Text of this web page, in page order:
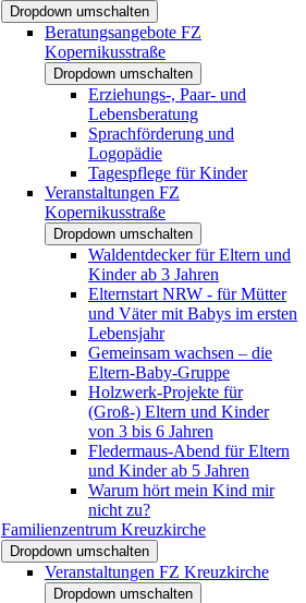
Dropdown umschalten
Beratungsangebote FZ
Kopernikusstraße
Dropdown umschalten
Erziehungs-, Paar- und
Lebensberatung
Sprachförderung und
Logopädie
Tagespflege für Kinder
Veranstaltungen FZ
Kopernikusstraße
Dropdown umschalten
Waldentdecker für Eltern und
Kinder ab 3 Jahren
Elternstart NRW - für Mütter
und Väter mit Babys im ersten
Lebensjahr
Gemeinsam wachsen – die
Eltern-Baby-Gruppe
Holzwerk-Projekte für
(Groß-) Eltern und Kinder
von 3 bis 6 Jahren
Fledermaus-Abend für Eltern
und Kinder ab 5 Jahren
Warum hört mein Kind mir
nicht zu?
Familienzentrum Kreuzkirche
Dropdown umschalten
Veranstaltungen FZ Kreuzkirche
Dropdown umschalten